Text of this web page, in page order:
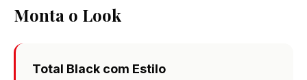
Monta o Look
Total Black com Estilo